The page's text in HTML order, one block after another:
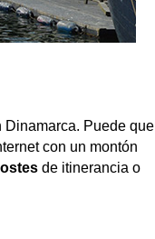
Dinamarca. Puede que
con un montón
de itinerancia o